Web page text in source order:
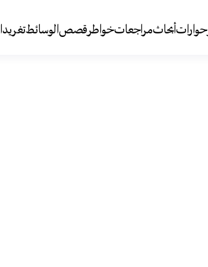
حواراتأبحاثمراجعاتخواطرقصصالوسائط